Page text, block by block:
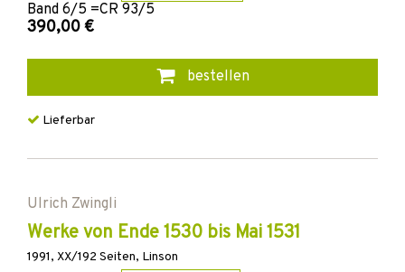
Band 6/5 =CR 93/5
390,00 €
bestellen
Lieferbar
Ulrich Zwingli
Werke von Ende 1530 bis Mai 1531
1991, XX/192 Seiten, Linson